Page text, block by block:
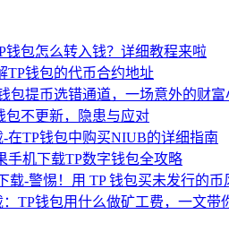
钱包怎么转入钱？详细教程来啦
TP钱包的代币合约地址
包提币选错通道，一场意外的财富
包不更新，隐患与应对
在TP钱包中购买NIUB的详细指南
手机下载TP数字钱包全攻略
载-警惕！用 TP 钱包买未发行的币
TP钱包用什么做矿工费，一文带